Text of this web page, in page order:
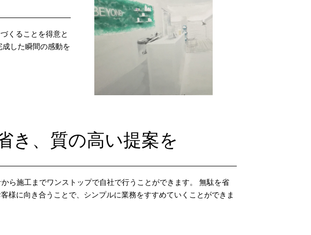
くることを得意と
した瞬間の感動を
き、質の高い提案を
ら施工までワンストップで自社で行うことができます。 無駄を省
様に向き合うことで、シンプルに業務をすすめていくことができま